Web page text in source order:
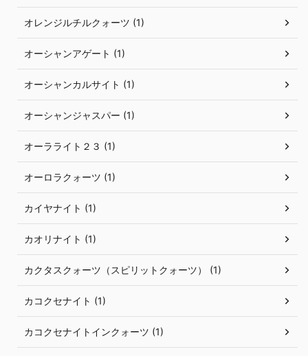
オレンジルチルクォーツ (1)
オーシャンアゲート (1)
オーシャンカルサイト (1)
オーシャンジャスパー (1)
オーラライト２３ (1)
オーロラクォーツ (1)
カイヤナイト (1)
カオリナイト (1)
カクタスクォーツ（スピリットクォーツ） (1)
カコクセナイト (1)
カコクセナイトインクォーツ (1)